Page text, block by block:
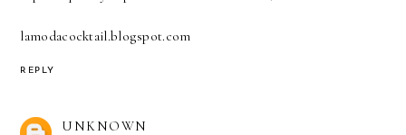
lamodacocktail.blogspot.com
REPLY
UNKNOWN